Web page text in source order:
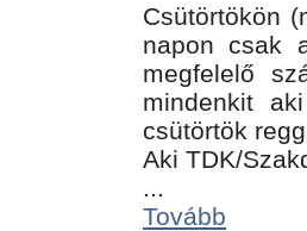
Csütörtökön
napon csak
megfelelő
mindenkit
csütörtök
Aki TDK/
...
Tovább